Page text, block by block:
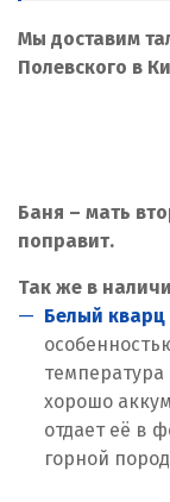
Мы доставим
Полевского в
Баня – мать
поправит.
Так же в
Белый кварц
температура
хорошо
отдает её в
горной